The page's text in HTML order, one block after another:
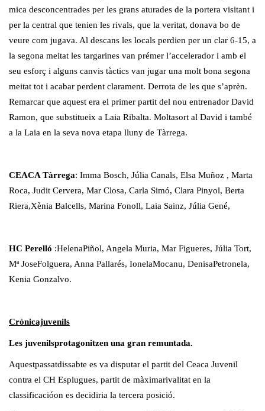
mica desconcentrades per les grans aturades de la portera visitant i
per la central que tenien les rivals, que la veritat, donava bo de
veure com jugava. Al descans les locals perdien per un clar 6-15, a
la segona meitat les targarines van prémer l’accelerador i amb el
seu esforç i alguns canvis tàctics van jugar una molt bona segona
meitat tot i acabar perdent clarament. Derrota de les que s’aprèn.
Remarcar que aquest era el primer partit del nou entrenador David
Ramon, que substitueix a Laia Ribalta. Moltasort al David i també
a la Laia en la seva nova etapa lluny de Tàrrega.
CEACA Tàrrega: Imma Bosch, Júlia Canals, Elsa Muñoz , Marta
Roca, Judit Cervera, Mar Closa, Carla Simó, Clara Pinyol, Berta
Riera,Xènia Balcells, Marina Fonoll, Laia Sainz, Júlia Gené,
HC Perelló :HelenaPiñol, Angela Muria, Mar Figueres, Júlia Tort,
Mª JoseFolguera, Anna Pallarés, IonelaMocanu, DenisaPetronela,
Kenia Gonzalvo.
Crònicajuvenils
Les juvenilsprotagonitzen una gran remuntada.
Aquestpassatdissabte es va disputar el partit del Ceaca Juvenil
contra el CH Esplugues, partit de màximarivalitat en la
classificacióon es decidiria la tercera posició.